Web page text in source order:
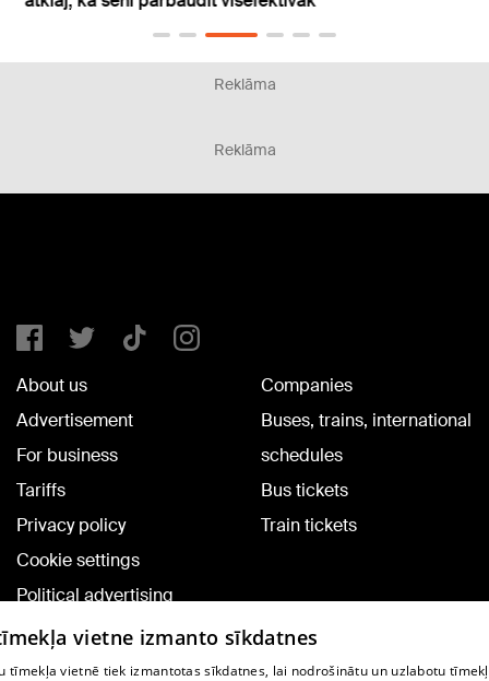
Reklāma
Reklāma
About us
Advertisement
For business
Tariffs
Privacy policy
Cookie settings
Political advertising
Cookie policy
Commenting terms
Companies
Buses, trains, international
schedules
Bus tickets
Train tickets
vietne izmanto sīkdatnes
tīmekļa vietnē tiek izmantotas sīkdatnes, lai nodrošinātu un uzlabotu